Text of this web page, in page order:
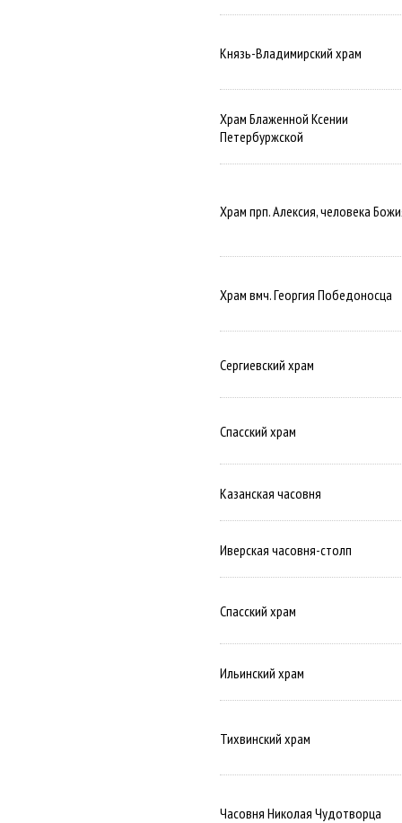
Князь-Владимирский храм
Храм Блаженной Ксении
Петербуржской
Храм прп. Алексия, человека
Храм вмч. Георгия Победоносца
Сергиевский храм
Спасский храм
Казанская часовня
Иверская часовня-столп
Спасский храм
Ильинский храм
Тихвинский храм
Часовня Николая Чудотворца